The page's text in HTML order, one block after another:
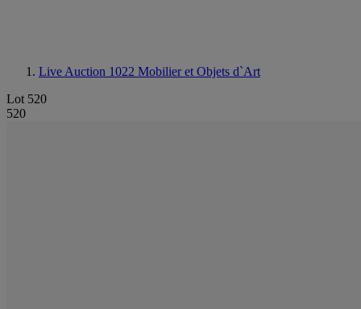
Live Auction 1022 Mobilier et Objets d`Art
Lot 520
520